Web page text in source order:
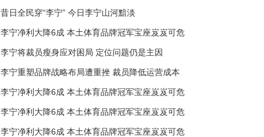
昔日全民穿“李宁” 今日李宁山河黯淡
李宁净利大降6成 本土体育品牌冠军宝座岌岌可危
李宁将裁员瘦身应对困局 定位问题仍是主因
李宁重塑品牌战略布局遭重挫 裁员降低运营成本
李宁净利大降6成 本土体育品牌冠军宝座岌岌可危
李宁净利大降6成 本土体育品牌冠军宝座岌岌可危
李宁净利大降6成 本土体育品牌冠军宝座岌岌可危